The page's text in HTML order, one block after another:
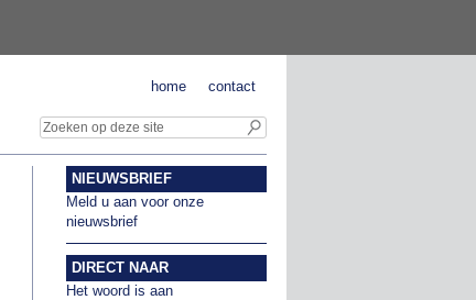
contact
home
NIEUWSBRIEF
Meld u aan voor onze
nieuwsbrief
DIRECT NAAR
Het woord is aan